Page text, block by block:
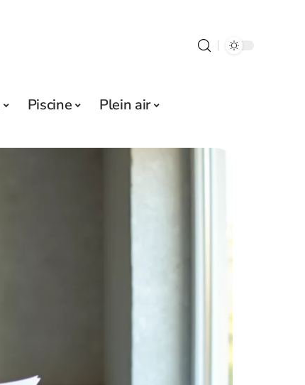
Piscine Plein air